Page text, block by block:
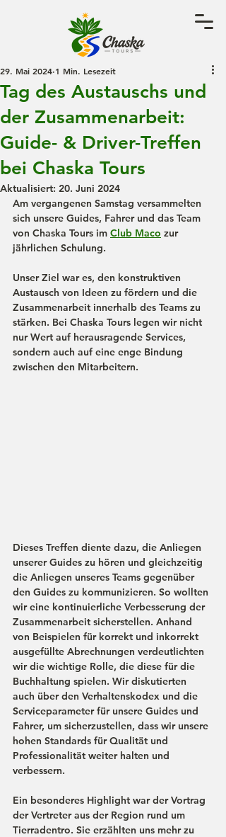
Tag des Austauschs und
der Zusammenarbeit:
Guide- & Driver-Treffen
bei Chaska Tours
29. Mai 2024 1 Min. Lesezeit
Aktualisiert: 20. Juni 2024
Am vergangenen Samstag versammelten
sich unsere Guides, Fahrer und das Team
von Chaska Tours im Club Maco zur
jährlichen Schulung.
Unser Ziel war es, den konstruktiven
Austausch von Ideen zu fördern und die
Zusammenarbeit innerhalb des Teams zu
stärken. Bei Chaska Tours legen wir nicht
nur Wert auf herausragende Services,
sondern auch auf eine enge Bindung
zwischen den Mitarbeitern.
Dieses Treffen diente dazu, die Anliegen
unserer Guides zu hören und gleichzeitig
die Anliegen unseres Teams gegenüber
den Guides zu kommunizieren. So wollten
wir eine kontinuierliche Verbesserung der
Zusammenarbeit sicherstellen. Anhand
von Beispielen für korrekt und inkorrekt
ausgefüllte Abrechnungen verdeutlichten
wir die wichtige Rolle, die diese für die
Buchhaltung spielen. Wir diskutierten
auch über den Verhaltenskodex und die
Serviceparameter für unsere Guides und
Fahrer, um sicherzustellen, dass wir unsere
hohen Standards für Qualität und
Professionalität weiter halten und
verbessern.
Ein besonderes Highlight war der Vortrag
der Vertreter aus der Region rund um
Tierradentro. Sie erzählten uns mehr zu